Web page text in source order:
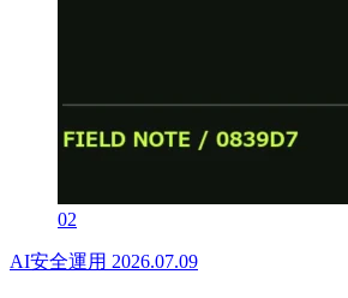
02
AI安全運用 2026.07.09